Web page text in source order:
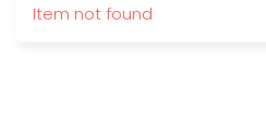
Item not found